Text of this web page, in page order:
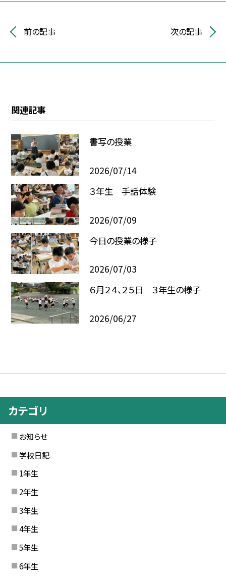
前の記事 次の記事
関連記事
書写の授業
2026/07/14
３年生 手話体験
2026/07/09
今日の授業の様子
2026/07/03
６月２４、２５日 ３年生の様子
2026/06/27
カテゴリ
お知らせ
学校日記
1年生
2年生
3年生
4年生
5年生
6年生